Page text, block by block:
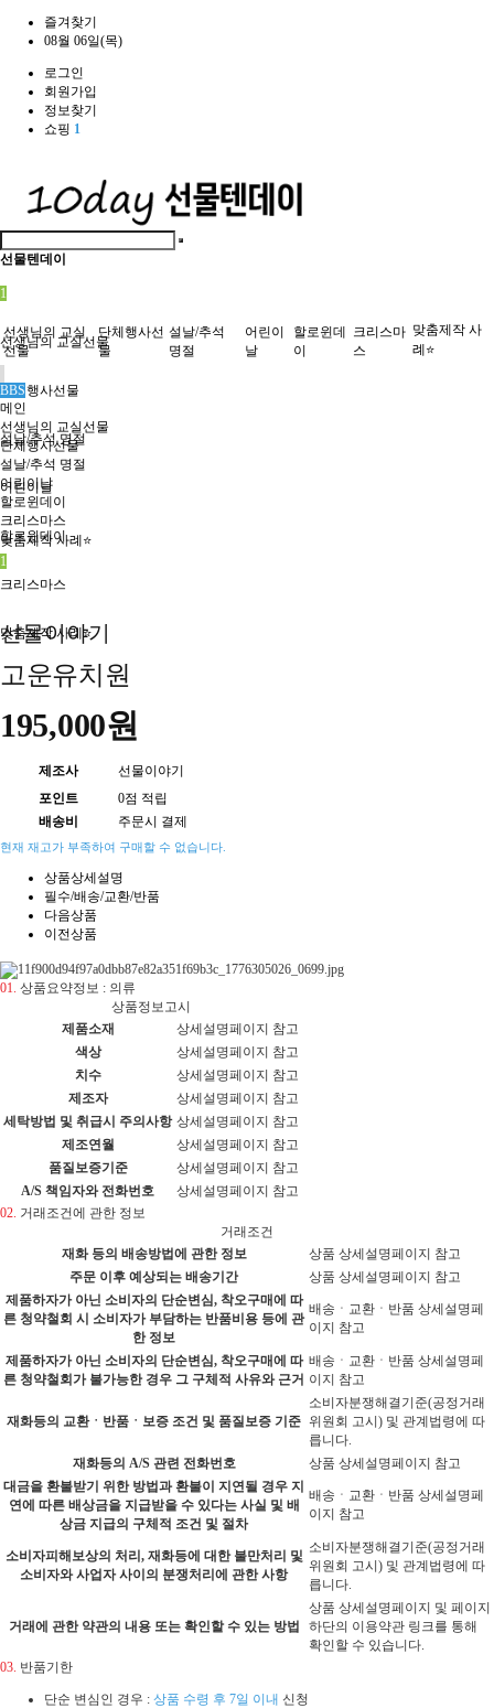
즐겨찾기
08월 06일(목)
로그인
회원가입
정보찾기
쇼핑 1
선물텐데이
1
선생님의 교실선물
단체행사선물
설날/추석 명절
어린이날
할로윈데이
크리스마스
맞춤제작 사례⭐
선생님의 교실
선물
단체행사선
물
설날/추석
명절
어린이
날
할로윈데
이
크리스마
스
맞춤제작 사
례⭐
BBS
메인
선생님의 교실선물
단체행사선물
설날/추석 명절
어린이날
할로윈데이
크리스마스
맞춤제작 사례⭐
1
선물이야기
고운유치원
195,000원
제조사
선물이야기
포인트
0점 적립
배송비
주문시 결제
현재 재고가 부족하여 구매할 수 없습니다.
상품상세설명
필수/배송/교환/반품
다음상품
이전상품
01. 상품요약정보 : 의류
상품정보고시
제품소재
상세설명페이지 참고
색상
상세설명페이지 참고
치수
상세설명페이지 참고
제조자
상세설명페이지 참고
세탁방법 및 취급시 주의사항 상세설명페이지 참고
제조연월
상세설명페이지 참고
품질보증기준
상세설명페이지 참고
A/S 책임자와 전화번호
상세설명페이지 참고
02. 거래조건에 관한 정보
거래조건
재화 등의 배송방법에 관한 정보
상품 상세설명페이지 참고
주문 이후 예상되는 배송기간
상품 상세설명페이지 참고
제품하자가 아닌 소비자의 단순변심, 착오구매에 따
른 청약철회 시 소비자가 부담하는 반품비용 등에 관
한 정보
배송ㆍ교환ㆍ반품 상세설명페
이지 참고
제품하자가 아닌 소비자의 단순변심, 착오구매에 따
른 청약철회가 불가능한 경우 그 구체적 사유와 근거
배송ㆍ교환ㆍ반품 상세설명페
이지 참고
재화등의 교환ㆍ반품ㆍ보증 조건 및 품질보증 기준
소비자분쟁해결기준(공정거래
위원회 고시) 및 관계법령에 따
릅니다.
재화등의 A/S 관련 전화번호
상품 상세설명페이지 참고
대금을 환불받기 위한 방법과 환불이 지연될 경우 지
연에 따른 배상금을 지급받을 수 있다는 사실 및 배
상금 지급의 구체적 조건 및 절차
배송ㆍ교환ㆍ반품 상세설명페
이지 참고
소비자피해보상의 처리, 재화등에 대한 불만처리 및
소비자와 사업자 사이의 분쟁처리에 관한 사항
소비자분쟁해결기준(공정거래
위원회 고시) 및 관계법령에 따
릅니다.
거래에 관한 약관의 내용 또는 확인할 수 있는 방법
상품 상세설명페이지 및 페이지
하단의 이용약관 링크를 통해
확인할 수 있습니다.
03. 반품기한
단순 변심인 경우 : 상품 수령 후 7일 이내 신청